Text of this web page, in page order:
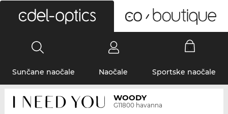
Sunčane naočale Naočale Sportske naočale
WOODY
G11800 havanna